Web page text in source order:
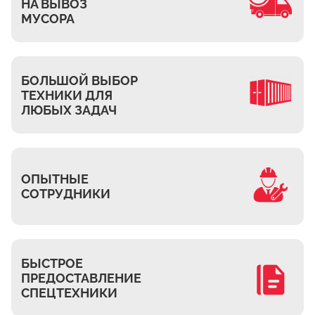
Жуково
Сельцо
КП Новая Европа
Малаховка
Мирный
Пехорка
Жилино-2
НА ВЫВОЗ
МУСОРА
БОЛЬШОЙ ВЫБОР
ТЕХНИКИ ДЛЯ
ЛЮБЫХ ЗАДАЧ
ОПЫТНЫЕ
СОТРУДНИКИ
БЫСТРОЕ
ПРЕДОСТАВЛЕНИЕ
СПЕЦТЕХНИКИ